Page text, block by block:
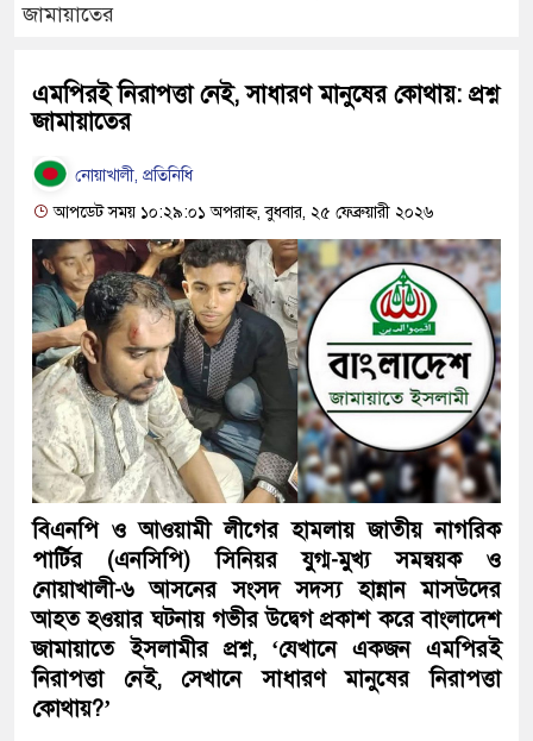
জামায়াতের
এমপিরই নিরাপত্তা নেই, সাধারণ মানুষের কোথায়: প্রশ্ন
জামায়াতের
নোয়াখালী, প্রতিনিধি
আপডেট সময় ১০:২৯:০১ অপরাহ্ন, বুধবার, ২৫ ফেব্রুয়ারী ২০২৬
বিএনপি ও আওয়ামী লীগের হামলায় জাতীয় নাগরিক
পার্টির (এনসিপি) সিনিয়র যুগ্ম-মুখ্য সমন্বয়ক ও
নোয়াখালী-৬ আসনের সংসদ সদস্য হান্নান মাসউদের
আহত হওয়ার ঘটনায় গভীর উদ্বেগ প্রকাশ করে বাংলাদেশ
জামায়াতে ইসলামীর প্রশ্ন, ‘যেখানে একজন এমপিরই
নিরাপত্তা নেই, সেখানে সাধারণ মানুষের নিরাপত্তা
কোথায়?’